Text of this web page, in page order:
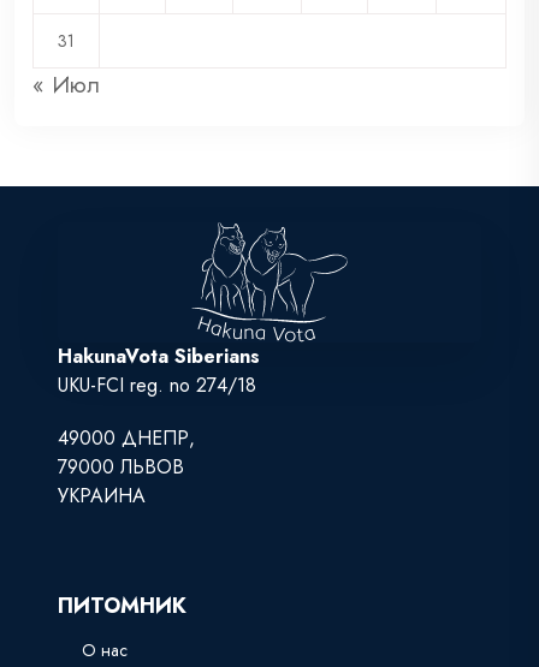
31
« Июл
HakunaVota Siberians
UKU-FCI reg. no 274/18
49000 ДНЕПР,
79000 ЛЬВОВ
УКРАИНА
ПИТОМНИК
О нас